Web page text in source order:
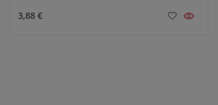
weiß passiviertDZ – Stahl verzinkt, hell passiviertBitte
passende Teleskopschienen-Type und Längen
3,88 €